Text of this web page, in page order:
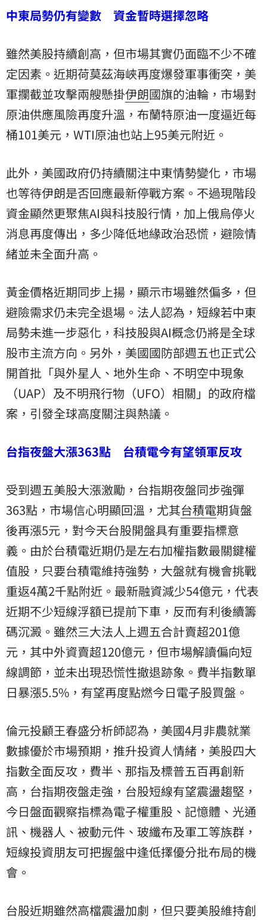
中東局勢仍有變數 資金暫時選擇忽略
雖然美股持續創高，但市場其實仍面臨不少不確
定因素。近期荷莫茲海峽再度爆發軍事衝突，美
軍攔截並攻擊兩艘懸掛伊朗國旗的油輪，市場對
原油供應風險再度升溫，布蘭特原油一度逼近每
桶101美元，WTI原油也站上95美元附近。
此外，美國政府仍持續關注中東情勢變化，市場
也等待伊朗是否回應最新停戰方案。不過現階段
資金顯然更聚焦AI與科技股行情，加上俄烏停火
消息再度傳出，多少降低地緣政治恐慌，避險情
緒並未全面升高。
黃金價格近期同步上揚，顯示市場雖然偏多，但
避險需求仍未完全退場。法人認為，短線若中東
局勢未進一步惡化，科技股與AI概念仍將是全球
股市主流方向。另外，美國國防部週五也正式公
開首批「與外星人、地外生命、不明空中現象
（UAP）及不明飛行物（UFO）相關」的政府檔
案，引發全球高度關注與熱議。
台指夜盤大漲363點 台積電今有望領軍反攻
受到週五美股大漲激勵，台指期夜盤同步強彈
363點，市場信心明顯回溫，尤其台積電期貨盤
後再漲5元，對今天台股開盤具有重要指標意
義。由於台積電近期仍是左右加權指數最關鍵權
值股，只要台積電維持強勢，大盤就有機會挑戰
重返4萬2千點附近。最新融資減少54億元，代表
近期不少短線浮額已提前下車，反而有利後續籌
碼沉澱。雖然三大法人上週五合計賣超201億
元，其中外資賣超120億元，但市場解讀偏向短
線調節，並未出現恐慌性撤退跡象。費半指數單
日暴漲5.5%，有望再度點燃今日電子股買盤。
倫元投顧王春盛分析師認為，美國4月非農就業
數據優於市場預期，推升投資人情緒，美股四大
指數全面反攻，費半、那指及標普五百再創新
高，台指期夜盤走強，台股短線有望震盪趨堅，
今日盤面觀察指標為電子權重股、記憶體、光通
訊、機器人、被動元件、玻纖布及軍工等族群，
短線投資朋友可把握盤中逢低擇優分批布局的機
會。
台股近期雖然高檔震盪加劇，但只要美股維持創